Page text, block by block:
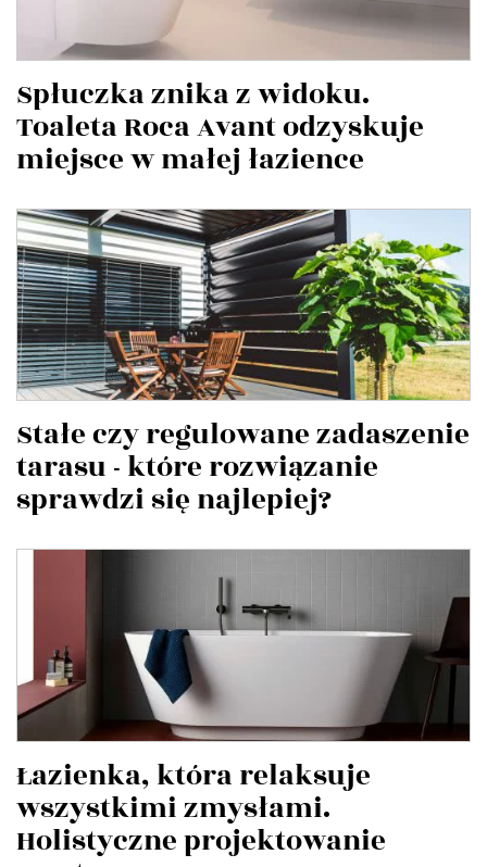
Spłuczka znika z widoku.
Toaleta Roca Avant odzyskuje
miejsce w małej łazience
Stałe czy regulowane zadaszenie
tarasu - które rozwiązanie
sprawdzi się najlepiej?
Łazienka, która relaksuje
wszystkimi zmysłami.
Holistyczne projektowanie